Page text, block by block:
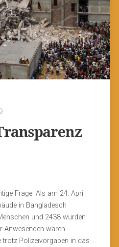
Frage. Als am 24. April
in Bangladesch
und 2438 wurden
Anwesenden waren
trotz Polizeivorgaben in das …